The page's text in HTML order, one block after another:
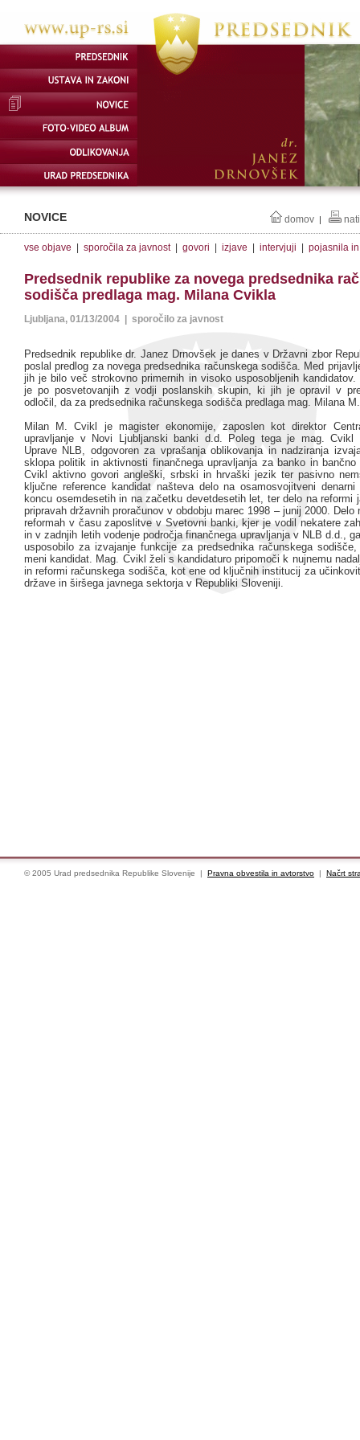
NOVICE domov |
vse objave sporočila za javnost| govori izjave intervjuji pojasnila
Predsednik republike za novega predsednika
sodišča predlaga mag. Milana Cvikla
Ljubljana, 01/13/2004 | sporočilo za javnost
Predsednik republike dr. Janez Drnovšek je danes v Državni zbor
poslal predlog za novega predsednika računskega sodišča. Med
jih je bilo več strokovno primernih in visoko usposobljenih kandidatov.
je po posvetovanjih z vodji poslanskih skupin, ki jih je opravil v
odločil, da za predsednika računskega sodišča predlaga mag. Milana
Milan M. Cvikl je magister ekonomije, zaposlen kot direktor
upravljanje v Novi Ljubljanski banki d.d. Poleg tega je mag. Cvikl
Uprave NLB, odgovoren za vprašanja oblikovanja in nadziranja
sklopa politik in aktivnosti finančnega upravljanja za banko in bančno
Cvikl aktivno govori angleški, srbski in hrvaški jezik ter pasivno
ključne reference kandidat našteva delo na osamosvojitveni denarni
koncu osemdesetih in na začetku devetdesetih let, ter delo na reformi
pripravah državnih proračunov v obdobju marec 1998 – junij 2000. Delo
reformah v času zaposlitve v Svetovni banki, kjer je vodil nekatere
in v zadnjih letih vodenje področja finančnega upravljanja v NLB d.d.,
usposobilo za izvajanje funkcije za predsednika računskega
meni kandidat. Mag. Cvikl želi s kandidaturo pripomoči k nujnemu
in reformi računskega sodišča, kot ene od ključnih institucij za
države in širšega javnega sektorja v Republiki Sloveniji.
© 2005 Urad predsednika Republike Slovenije | Pravna obvestila in avtorstvo | Načrt